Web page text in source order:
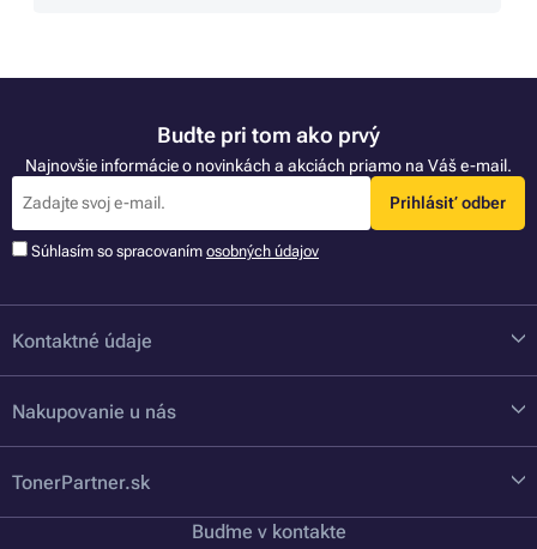
Buďte pri tom ako prvý
Najnovšie informácie o novinkách a akciách priamo na Váš e-mail.
Prihlásiť odber
Súhlasím so spracovaním osobných údajov
Kontaktné údaje
Nakupovanie u nás
TonerPartner.sk
Buďme v kontakte